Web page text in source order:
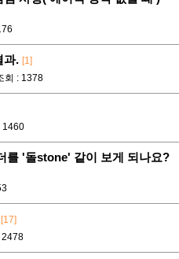
과. [1]
회 : 1378
1460
를 '돌stone' 같이 보게 되나요?
[17]
2478